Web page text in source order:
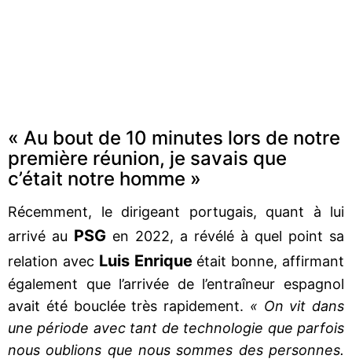
« Au bout de 10 minutes lors de notre
première réunion, je savais que
c’était notre homme »
Récemment, le dirigeant portugais, quant à lui
arrivé au PSG en 2022, a révélé à quel point sa
relation avec Luis Enriqueétait bonne, affirmant
également que l’arrivée de l’entraîneur espagnol
avait été bouclée très rapidement. « On vit dans
une période avec tant de technologie que parfois
nous oublions que nous sommes des personnes.